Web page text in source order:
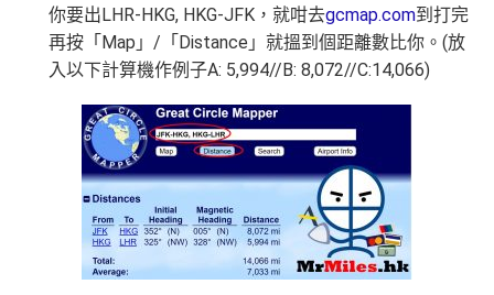
你要出LHR-HKG, HKG-JFK，就咁去gcmap.com到打完
再按「Map」/「Distance」就搵到個距離數比你。(放
入以下計算機作例子A: 5,994//B: 8,072//C:14,066)